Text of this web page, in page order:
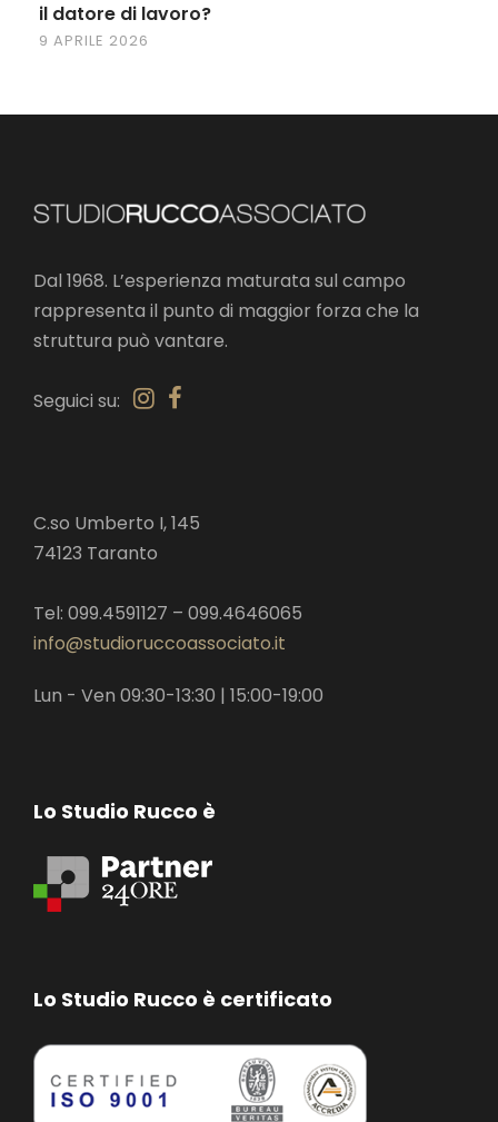
il datore di lavoro?
9 APRILE 2026
Dal 1968. L’esperienza maturata sul campo
rappresenta il punto di maggior forza che la
struttura può vantare.
Seguici su:
C.so Umberto I, 145
74123 Taranto
Tel: 099.4591127 – 099.4646065
info@studioruccoassociato.it
Lun - Ven 09:30-13:30 | 15:00-19:00
Lo Studio Rucco è
Lo Studio Rucco è certificato